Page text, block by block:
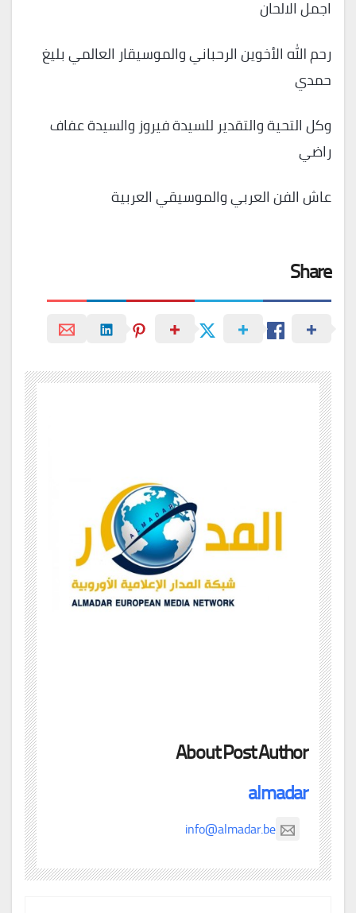
اجمل الالحان
رحم الله الأخوين الرحباني والموسيقار العالمي بليغ
حمدي
وكل التحية والتقدير للسيدة فيروز والسيدة عفاف
راضي
عاش الفن العربي والموسيقي العربية
Share
About Post Author
almadar
info@almadar.be